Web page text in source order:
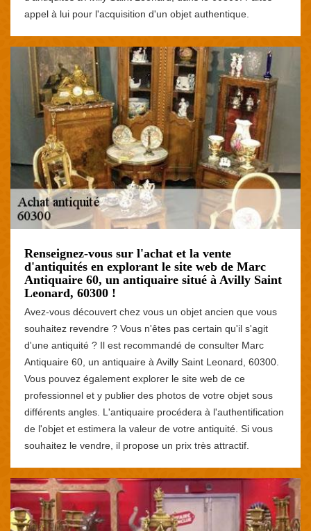
appel à lui pour l'acquisition d'un objet authentique.
Renseignez-vous sur l'achat et la vente
d'antiquités en explorant le site web de Marc
Antiquaire 60, un antiquaire situé à Avilly Saint
Leonard, 60300 !
Avez-vous découvert chez vous un objet ancien que vous
souhaitez revendre ? Vous n'êtes pas certain qu'il s'agit
d'une antiquité ? Il est recommandé de consulter Marc
Antiquaire 60, un antiquaire à Avilly Saint Leonard, 60300.
Vous pouvez également explorer le site web de ce
professionnel et y publier des photos de votre objet sous
différents angles. L'antiquaire procédera à l'authentification
de l'objet et estimera la valeur de votre antiquité. Si vous
souhaitez le vendre, il propose un prix très attractif.